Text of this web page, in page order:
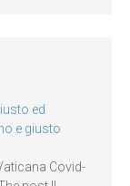
ed
e giusto
Covid-